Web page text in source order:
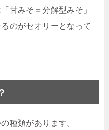
甘みそ＝分解型みそ」
のがセオリーとなって
種類があります。